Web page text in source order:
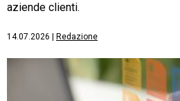
aziende clienti.
14.07.2026 Redazione